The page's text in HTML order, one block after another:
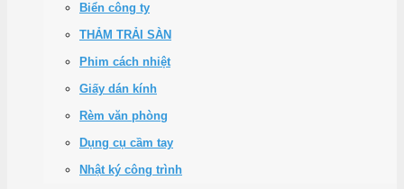
Biển công ty
THẢM TRẢI SÀN
Phim cách nhiệt
Giấy dán kính
Rèm văn phòng
Dụng cụ cầm tay
Nhật ký công trình